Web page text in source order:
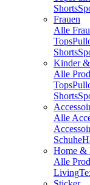
Shorts
Frauen
Alle
Tops
Shorts
Kinder
Alle
Tops
Shorts
Alle
Schuhe
Home &
Alle
Living